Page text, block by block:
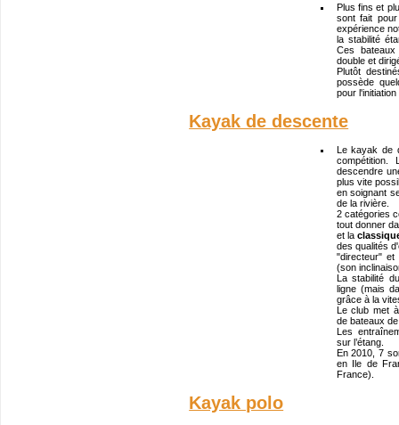
Plus fins et
sont fait
expérience
la stabilité
Ces
double et
Plutôt
possède
pour
Kayak de descente
Le kayak de
descendre
plus vite
en soignant
de la rivière.
2 catégories
tout donner
et la
des qualités
"directeur"
(son
La stabilité
ligne (mais
grâce à la
Le club met
de bateaux
Les
sur l’étang.
En 2010, 7
en Ile de
France).
Kayak polo